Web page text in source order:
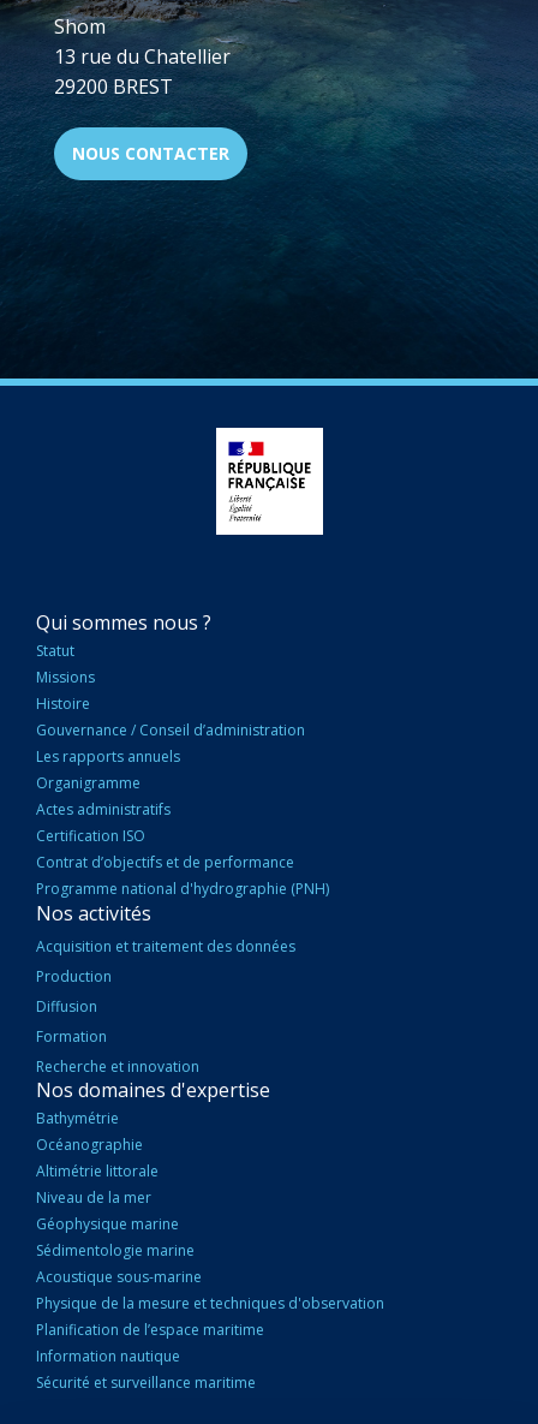
Shom
13 rue du Chatellier
29200 BREST
NOUS CONTACTER
NAVIGATION
PRINCIPALE
Qui sommes nous ?
Statut
Missions
Histoire
Gouvernance / Conseil d’administration
Les rapports annuels
Organigramme
Actes administratifs
Certification ISO
Contrat d’objectifs et de performance
Programme national d'hydrographie (PNH)
Nos activités
Acquisition et traitement des données
Production
Diffusion
Formation
Recherche et innovation
Nos domaines d'expertise
Bathymétrie
Océanographie
Altimétrie littorale
Niveau de la mer
Géophysique marine
Sédimentologie marine
Acoustique sous-marine
Physique de la mesure et techniques d'observation
Planification de l’espace maritime
Information nautique
Sécurité et surveillance maritime